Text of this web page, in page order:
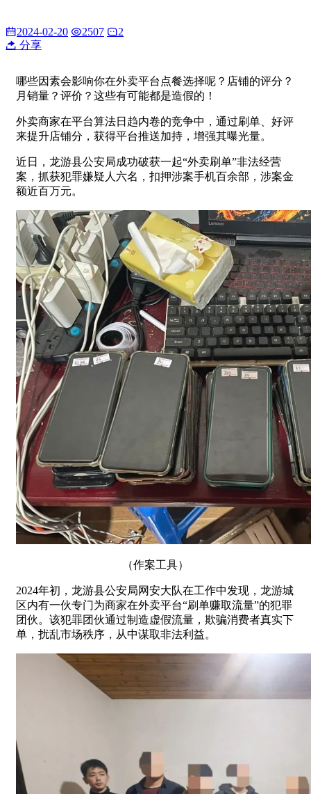
2024-02-20 2507
2
分享
哪些因素会影响你在外卖平台点餐选择呢？店铺的评分？
月销量？评价？这些有可能都是造假的！
外卖商家在平台算法日趋内卷的竞争中，通过刷单、好评
来提升店铺分，获得平台推送加持，增强其曝光量。
近日，龙游县公安局成功破获一起“外卖刷单”非法经营
案，抓获犯罪嫌疑人六名，扣押涉案手机百余部，涉案金
额近百万元。
（作案工具）
2024年初，龙游县公安局网安大队在工作中发现，龙游城
区内有一伙专门为商家在外卖平台“刷单赚取流量”的犯罪
团伙。该犯罪团伙通过制造虚假流量，欺骗消费者真实下
单，扰乱市场秩序，从中谋取非法利益。